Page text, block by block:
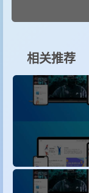
相关推荐